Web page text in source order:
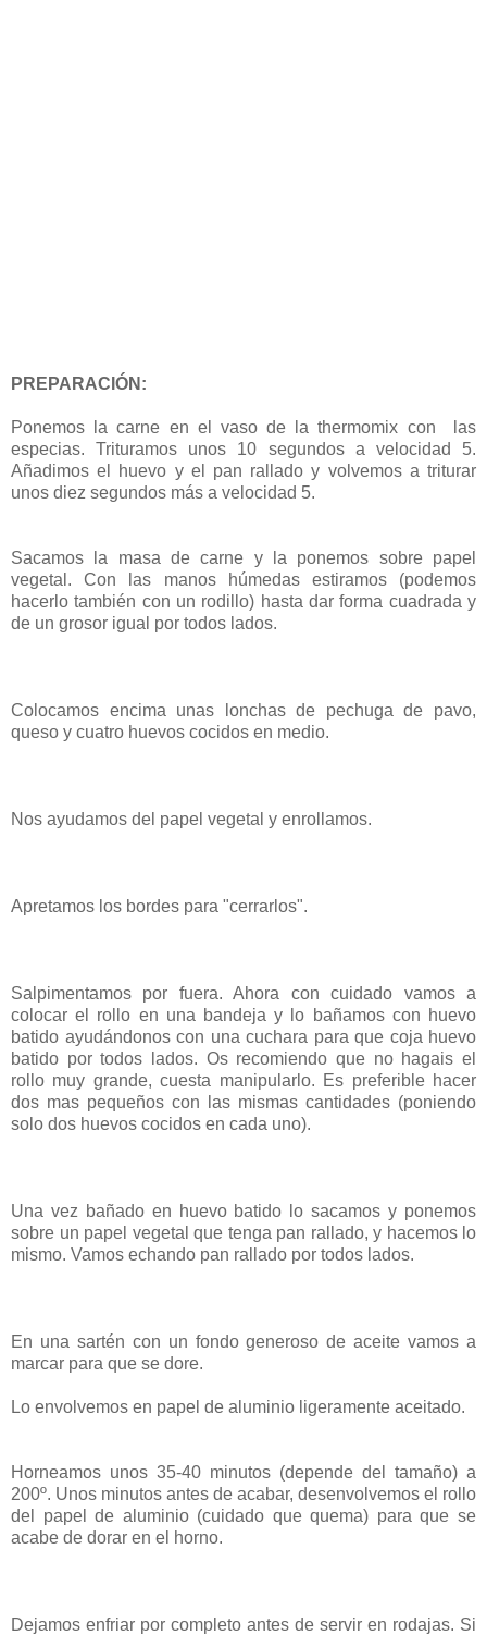
PREPARACIÓN:
Ponemos la carne en el vaso de la thermomix con las
especias. Trituramos unos 10 segundos a velocidad 5.
Añadimos el huevo y el pan rallado y volvemos a triturar
unos diez segundos más a velocidad 5.
Sacamos la masa de carne y la ponemos sobre papel
vegetal. Con las manos húmedas estiramos (podemos
hacerlo también con un rodillo) hasta dar forma cuadrada y
de un grosor igual por todos lados.
Colocamos encima unas lonchas de pechuga de pavo,
queso y cuatro huevos cocidos en medio.
Nos ayudamos del papel vegetal y enrollamos.
Apretamos los bordes para "cerrarlos".
Salpimentamos por fuera. Ahora con cuidado vamos a
colocar el rollo en una bandeja y lo bañamos con huevo
batido ayudándonos con una cuchara para que coja huevo
batido por todos lados. Os recomiendo que no hagais el
rollo muy grande, cuesta manipularlo. Es preferible hacer
dos mas pequeños con las mismas cantidades (poniendo
solo dos huevos cocidos en cada uno).
Una vez bañado en huevo batido lo sacamos y ponemos
sobre un papel vegetal que tenga pan rallado, y hacemos lo
mismo. Vamos echando pan rallado por todos lados.
En una sartén con un fondo generoso de aceite vamos a
marcar para que se dore.
Lo envolvemos en papel de aluminio ligeramente aceitado.
Horneamos unos 35-40 minutos (depende del tamaño) a
200º. Unos minutos antes de acabar, desenvolvemos el rollo
del papel de aluminio (cuidado que quema) para que se
acabe de dorar en el horno.
Dejamos enfriar por completo antes de servir en rodajas. Si